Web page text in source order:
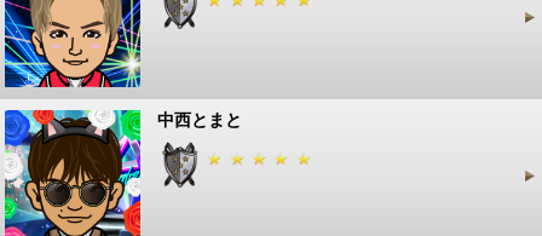
中西とまと